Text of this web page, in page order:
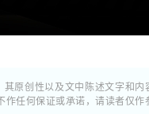
原创性以及文中陈述文字和
任何保证或承诺，请读者仅作